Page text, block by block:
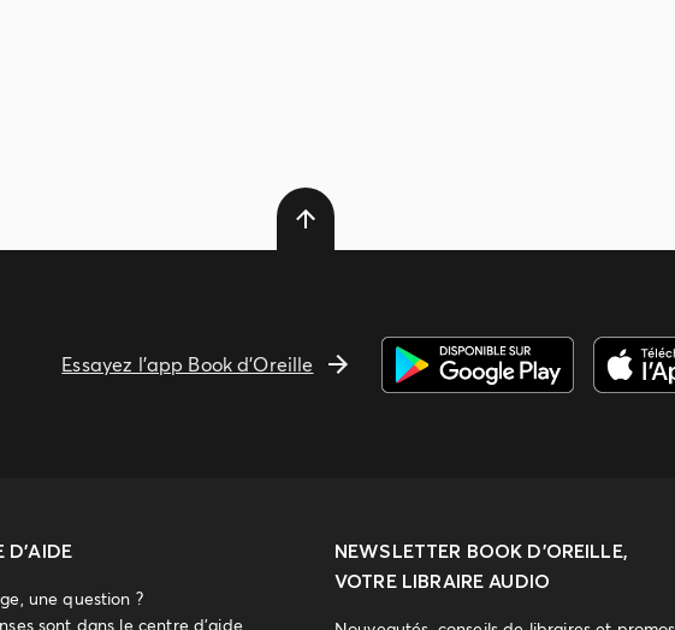
Essayez l'app Book d'Oreille
D'AIDE
une question ?
sont dans le centre d'aide.
NEWSLETTER BOOK D’OREILLE,
VOTRE LIBRAIRE AUDIO